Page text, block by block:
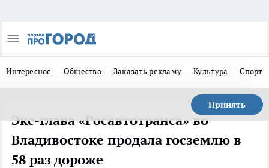
Интересное Общество Заказать рекламу Культура Спорт
Принять
Экс-глава «Росавтотранса» во
Владивостоке продала госземлю в
58 раз дороже